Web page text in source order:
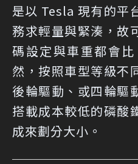
是以 Tesla 現有的平
務求輕量與緊湊，故
碼設定與車重都會比
然，按照車型等級不
後輪驅動、或四輪驅
搭載成本較低的磷酸
成來劃分大小。